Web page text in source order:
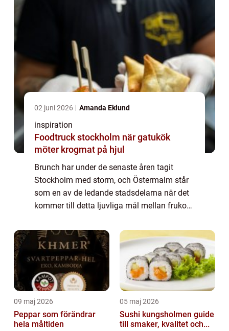
02 juni 2026 Amanda Eklund
inspiration
Foodtruck stockholm när gatukök
möter krogmat på hjul
Brunch har under de senaste åren tagit
Stockholm med storm, och Östermalm står
som en av de ledande stadsdelarna när det
kommer till detta ljuvliga mål mellan frukost
sin elegans och sitt rika kulturliv, hi...
09 maj 2026
Peppar som förändrar
hela måltiden
05 maj 2026
Sushi kungsholmen guide
till smaker, kvalitet och...